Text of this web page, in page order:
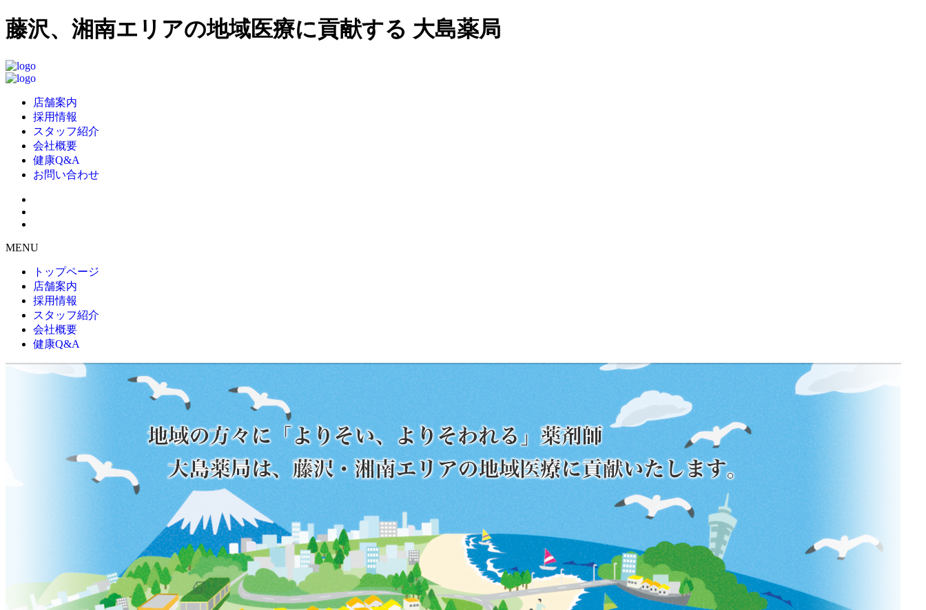
藤沢、湘南エリアの地域医療に貢献する 大島薬局
店舗案内
採用情報
スタッフ紹介
会社概要
健康Q&A
お問い合わせ
MENU
トップページ
店舗案内
採用情報
スタッフ紹介
会社概要
健康Q&A